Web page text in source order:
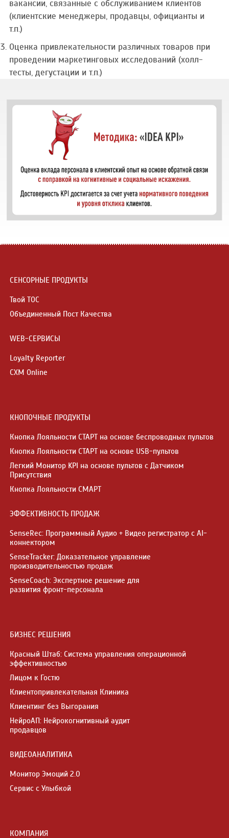
вакансии, связанные с обслуживанием клиентов
(клиентские менеджеры, продавцы, официанты и
т.п.)
Оценка привлекательности различных товаров при
проведении маркетинговых исследований (холл-
тесты, дегустации и т.п.)
СЕНСОРНЫЕ ПРОДУКТЫ
Твой ТОС
Объединенный Пост Качества
WEB-СЕРВИСЫ
Loyalty Reporter
CXM Online
КНОПОЧНЫЕ ПРОДУКТЫ
Кнопка Лояльности СТАРТ на основе беспроводных пультов
Кнопка Лояльности СТАРТ на основе USB-пультов
Легкий Монитор KPI на основе пультов с Датчиком
Присутствия
Кнопка Лояльности СМАРТ
ЭФФЕКТИВНОСТЬ ПРОДАЖ
SenseRec: Программный Аудио + Видео регистратор с AI-
коннектором
SenseTracker: Доказательное управление
производительностью продаж
SenseCoach: Экспертное решение для
развития фронт-персонала
БИЗНЕС РЕШЕНИЯ
Красный Штаб: Система управления операционной
эффективностью
Лицом к Гостю
Клиентопривлекательная Клиника
Клиентинг без Выгорания
НейроАП: Нейрокогнитивный аудит
продавцов
ВИДЕОАНАЛИТИКА
Монитор Эмоций 2.0
Сервис с Улыбкой
КОМПАНИЯ